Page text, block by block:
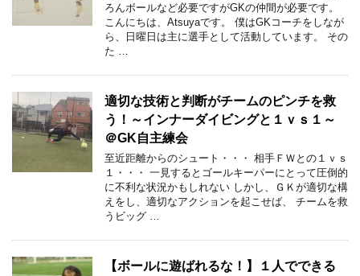
ろんボールなど必要ですがGKの仲間が必要です。
こんにちは、Atsuyaです。 僕はGKコーチをしなが
ら、日曜日は主に選手として活動しています。 その
た …
適切な技術と判断がチームのピンチを救
う！～インナーダイビングと１ｖｓ１～
＠GK自主練会
至近距離からのシュート・・・ 相手ＦＷとの１ｖｓ
１・・・ 一見するとゴールキーパーにとって圧倒的
に不利な状況かもしれない しかし、ＧＫが適切な構
えをし、適切なアクションを起こせば、 チームを救
うビッグ …
【ボールに遊ばれるな！】１人でできる